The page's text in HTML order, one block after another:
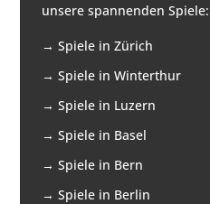
unsere spannenden Spiele:
→Spiele in Zürich
→Spiele in Winterthur
→Spiele in Luzern
→Spiele in Basel
→Spiele in Bern
→Spiele in Berlin